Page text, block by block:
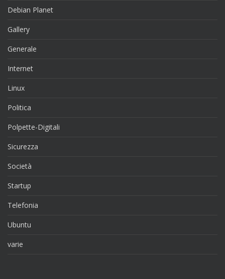
Debian Planet
Gallery
Generale
Internet
Linux
Politica
Polpette-Digitali
Sicurezza
Società
Startup
Telefonia
Ubuntu
varie